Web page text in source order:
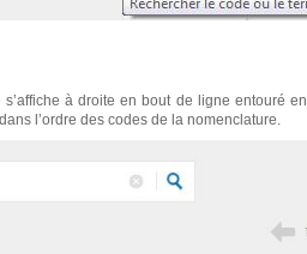
à droite en bout de ligne entouré en
l’ordre des codes de la nomenclature.